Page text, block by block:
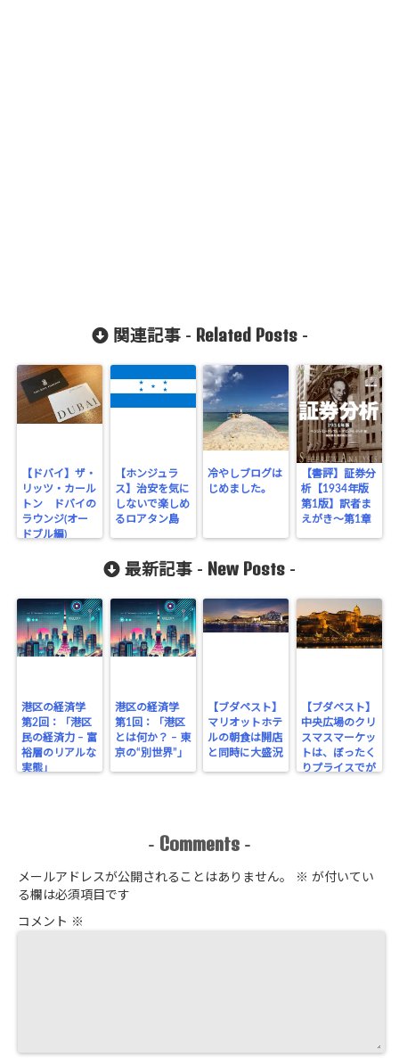
関連記事 - Related Posts-
【ドバイ】ザ・
リッツ・カール
トン ドバイの
ラウンジ(オー
ドブル編)
【ホンジュラ
ス】治安を気に
しないで楽しめ
るロアタン島
冷やしブログは
じめました。
【書評】証券分
析【1934年版
第1版】訳者ま
えがき～第1章
最新記事 - New Posts -
港区の経済学
第2回：「港区
民の経済力 – 富
裕層のリアルな
実態」
港区の経済学
第1回：「港区
とは何か？ – 東
京の“別世界”」
【ブダペスト】
マリオットホテ
ルの朝食は開店
と同時に大盛況
【ブダペスト】
中央広場のクリ
スマスマーケッ
トは、ぼったく
りプライスでが
- Comments -
メールアドレスが公開されることはありません。 ※ が付いてい
る欄は必須項目です
コメント ※